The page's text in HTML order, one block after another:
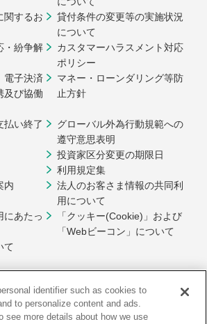
関するお
貸付条件の変更等の実施状況
について
・紛争解
カスタマーハラスメント対応
ポリシー
子決済
及び協働
マネー・ローンダリング等防
止方針
払い終了
グローバル外為行動規範への
遵守意思表明
投資家区分変更の期限日
利用規定集
内
法人のお客さま情報の共同利
用について
にあたっ
「クッキー(Cookie)」および
「Webビーコン」について
て
identifier such as cookies to
to personalize content and ads.
see more details about how we use